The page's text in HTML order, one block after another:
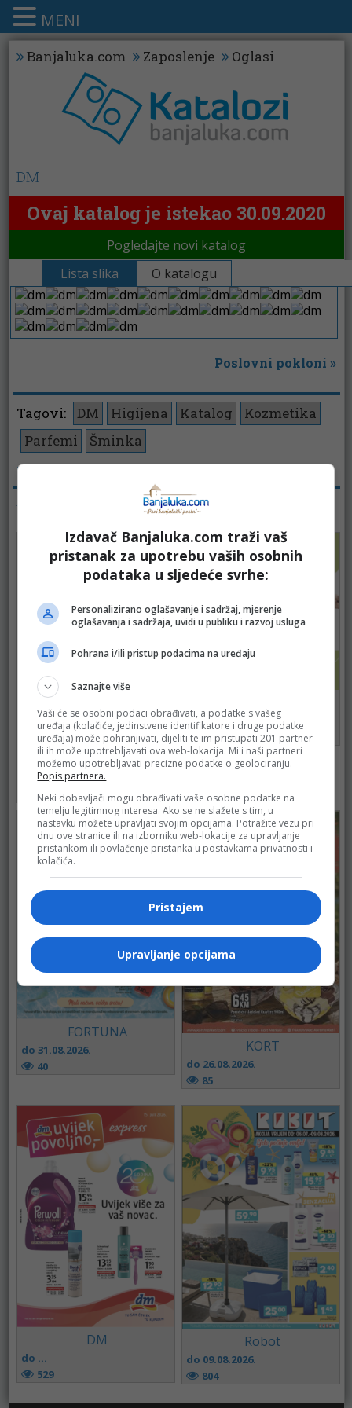
Banjaluka.com Zaposlenje Oglasi
DM
Ovaj katalog je istekao 30.09.2020
Pogledajte novi katalog
Lista slika
O katalogu
Poslovni pokloni »
Tagovi: DM Higijena Katalog
Kozmetika
Parfemi
Šminka
Pregleda:
KATALOZI - KOZMETIKA
Mercator
do 10.08.2026.
56
do 31.08.2026.
59
FORTUNA
do 31.08.2026.
40
KORT
do 26.08.2026.
85
DM
do ...
529
Robot
do 09.08.2026.
804
MENI
Izdavač Banjaluka.com traži vaš
pristanak za upotrebu vaših osobnih
podataka u sljedeće svrhe:
Personalizirano oglašavanje i sadržaj, mjerenje
oglašavanja i sadržaja, uvidi u publiku i razvoj usluga
Pohrana i/ili pristup podacima na uređaju
Saznajte više
Vaši će se osobni podaci obrađivati, a podatke s vašeg
uređaja (kolačiće, jedinstvene identifikatore i druge podatke
uređaja) može pohranjivati, dijeliti te im pristupati 201 partner
ili ih može upotrebljavati ova web-lokacija. Mi i naši partneri
možemo upotrebljavati precizne podatke o geolociranju.
Popis partnera.
Neki dobavljači mogu obrađivati vaše osobne podatke na
temelju legitimnog interesa. Ako se ne slažete s tim, u
nastavku možete upravljati svojim opcijama. Potražite vezu pri
dnu ove stranice ili na izborniku web-lokacije za upravljanje
pristankom ili povlačenje pristanka u postavkama privatnosti i
kolačića.
Pristajem
Upravljanje opcijama